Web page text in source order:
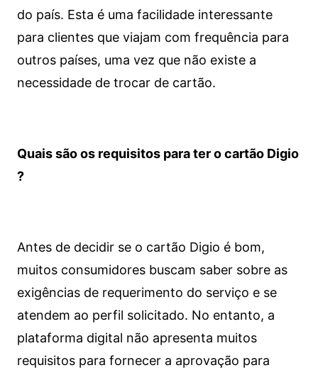
do país. Esta é uma facilidade interessante
para clientes que viajam com frequência para
outros países, uma vez que não existe a
necessidade de trocar de cartão.
Quais são os requisitos para ter o cartão Digio
?
Antes de decidir se o cartão Digio é bom,
muitos consumidores buscam saber sobre as
exigências de requerimento do serviço e se
atendem ao perfil solicitado. No entanto, a
plataforma digital não apresenta muitos
requisitos para fornecer a aprovação para